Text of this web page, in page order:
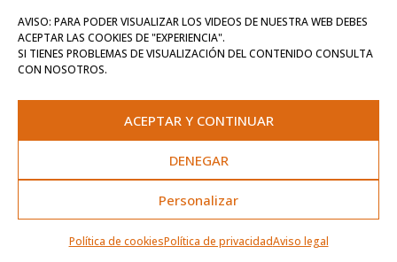
AVISO: PARA PODER VISUALIZAR LOS VIDEOS DE NUESTRA WEB DEBES
ACEPTAR LAS COOKIES DE "EXPERIENCIA".
SI TIENES PROBLEMAS DE VISUALIZACIÓN DEL CONTENIDO CONSULTA
CON NOSOTROS.
ACEPTAR Y CONTINUAR
DENEGAR
Personalizar
Política de cookiesPolítica de privacidadAviso legal
Aviso legal-Política de privacidad-Política
de cookies-Accesibilidad